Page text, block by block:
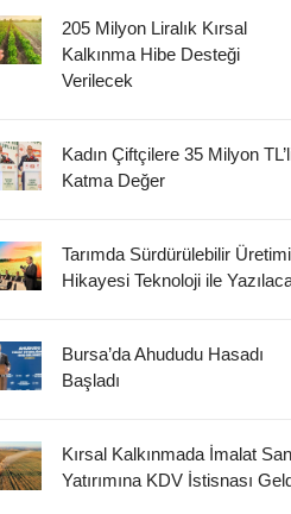
205 Milyon Liralık Kırsal
Kalkınma Hibe Desteği
Verilecek
Kadın Çiftçilere 35 Milyon
Katma Değer
Tarımda Sürdürülebilir
Hikayesi Teknoloji ile
Bursa’da Ahududu Hasadı
Başladı
Kırsal Kalkınmada İmalat
Yatırımına KDV İstisnası